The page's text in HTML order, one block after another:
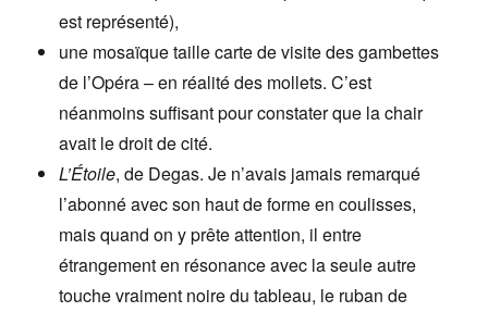
est représenté),
une mosaïque taille carte de visite des gambettes
de l’Opéra – en réalité des mollets. C’est
néanmoins suffisant pour constater que la chair
avait le droit de cité.
L’Étoile, de Degas. Je n’avais jamais remarqué
l’abonné avec son haut de forme en coulisses,
mais quand on y prête attention, il entre
étrangement en résonance avec la seule autre
touche vraiment noire du tableau, le ruban de